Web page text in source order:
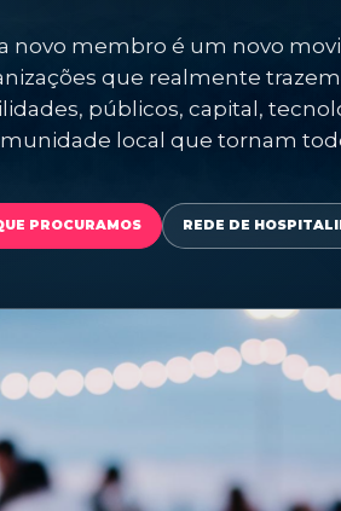
novo membro é um novo
que realmente
públicos, capital,
local que tornam
PROCURAMOS REDE DE